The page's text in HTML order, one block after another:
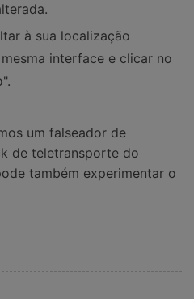
à sua localização
interface e clicar no
um falseador de
de teletransporte do
também experimentar o